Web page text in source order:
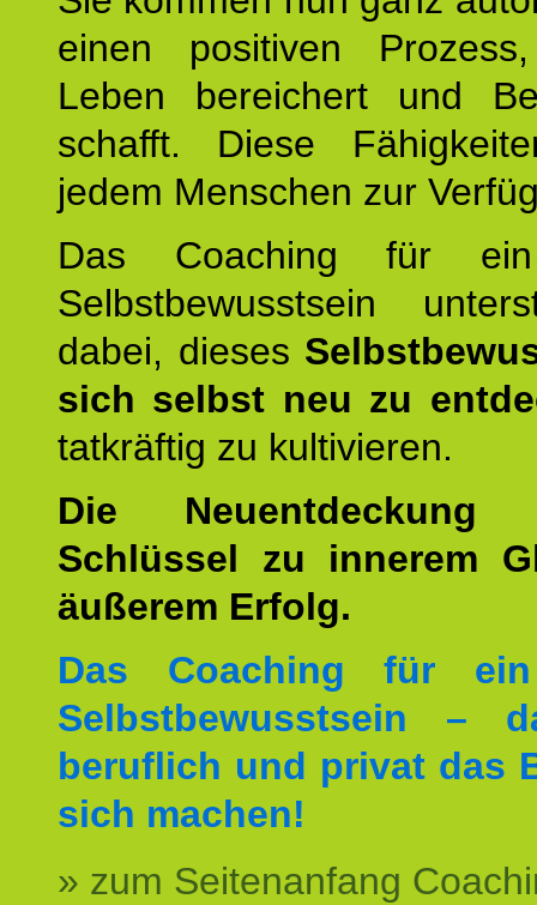
einen positiven
Leben bereichert und
schafft. Diese
jedem Menschen zur
Das Coaching für
Selbstbewusstsein
dabei, dieses
sich selbst neu zu
tatkräftig zu kultivieren.
Die
Schlüssel zu innerem
äußerem Erfolg.
Das Coaching für
Selbstbewusstsein –
beruflich und privat das
sich machen!
» zum Seitenanfang